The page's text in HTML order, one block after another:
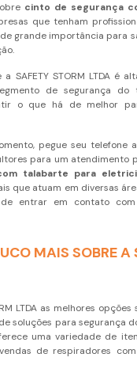
cinto de segurança
que tenham
grande importância para
SAFETY STORM LTDA é
de segurança do
o que há de melhor
pegue seu telefone
para um atendimento
talabarte para
que atuam em diversas
entrar em contato
MAIS SOBRE A
LTDA as melhores
soluções para segurança
uma variedade de
de respiradores